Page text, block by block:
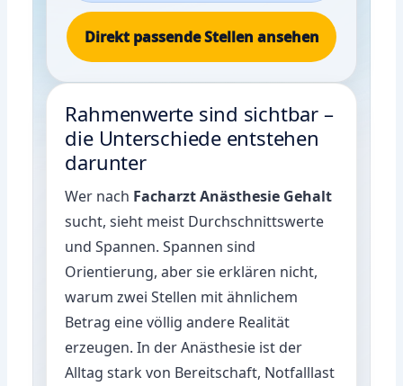
Direkt passende Stellen ansehen
Rahmenwerte sind sichtbar –
die Unterschiede entstehen
darunter
Wer nach Facharzt Anästhesie Gehalt
sucht, sieht meist Durchschnittswerte
und Spannen. Spannen sind
Orientierung, aber sie erklären nicht,
warum zwei Stellen mit ähnlichem
Betrag eine völlig andere Realität
erzeugen. In der Anästhesie ist der
Alltag stark von Bereitschaft, Notfalllast